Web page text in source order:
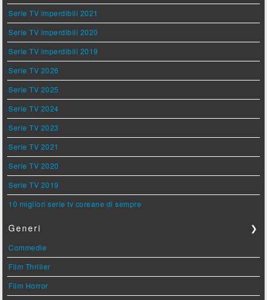
Serie TV imperdibili 2021
Serie TV imperdibili 2020
Serie TV imperdibili 2019
Serie TV 2026
Serie TV 2025
Serie TV 2024
Serie TV 2023
Serie TV 2021
Serie TV 2020
Serie TV 2019
10 migliori serie tv coreane di sempre
Generi ❯
Commedie
Film Thriller
Film Horror